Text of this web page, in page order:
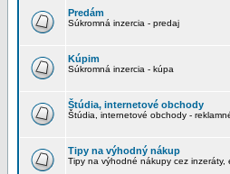
Predám
Súkromná inzercia - predaj
Kúpim
Súkromná inzercia - kúpa
Štúdia, internetové obchody
Štúdia, internetové obchody -
Tipy na výhodný nákup
Tipy na výhodné nákupy cez inzeráty,